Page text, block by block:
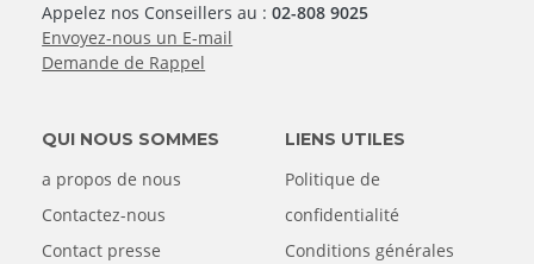
Appelez nos Conseillers au :02-808 9025
Envoyez-nous un E-mail
Demande de Rappel
QUI NOUS SOMMES
a propos de nous
Contactez-nous
Contact presse
LIENS UTILES
Politique de
confidentialité
Conditions générales